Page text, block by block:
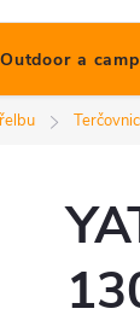
Outdoor a